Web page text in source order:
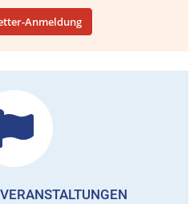
Anmeldung